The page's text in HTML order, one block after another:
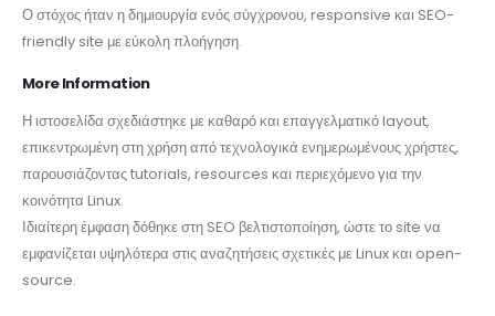
Ο στόχος ήταν η δημιουργία ενός σύγχρονου, responsive και SEO-
friendly site με εύκολη πλοήγηση.
More Information
Η ιστοσελίδα σχεδιάστηκε με καθαρό και επαγγελματικό layout,
επικεντρωμένη στη χρήση από τεχνολογικά ενημερωμένους χρήστες,
παρουσιάζοντας tutorials, resources και περιεχόμενο για την
κοινότητα Linux.
Ιδιαίτερη έμφαση δόθηκε στη SEO βελτιστοποίηση, ώστε το site να
εμφανίζεται υψηλότερα στις αναζητήσεις σχετικές με Linux και open-
source.